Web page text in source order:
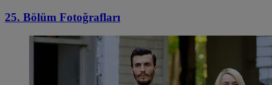
25. Bölüm Fotoğrafları